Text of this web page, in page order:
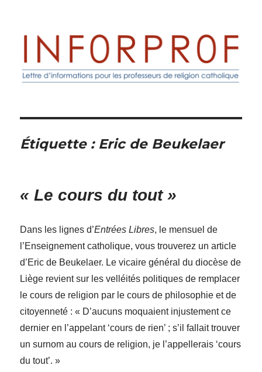
Inforprof
Étiquette : Eric de Beukelaer
« Le cours du tout »
Dans les lignes d’Entrées Libres, le mensuel de
l’Enseignement catholique, vous trouverez un article
d’Eric de Beukelaer. Le vicaire général du diocèse de
Liège revient sur les velléités politiques de remplacer
le cours de religion par le cours de philosophie et de
citoyenneté : « D’aucuns moquaient injustement ce
dernier en l’appelant ‘cours de rien’ ; s’il fallait trouver
un surnom au cours de religion, je l’appellerais ‘cours
du tout’. »